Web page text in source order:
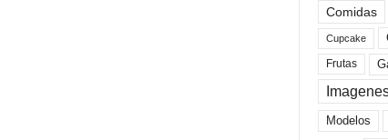
Comidas
Cupcake
Frutas
Modelos